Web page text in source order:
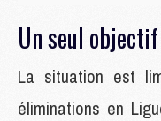
Un seul
La situation est
éliminations en